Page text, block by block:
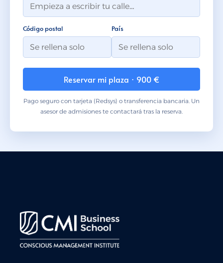
Código postal País
Reservar mi plaza · 900 €
Pago seguro con tarjeta (Redsys) o transferencia bancaria. Un
asesor de admisiones te contactará tras la reserva.